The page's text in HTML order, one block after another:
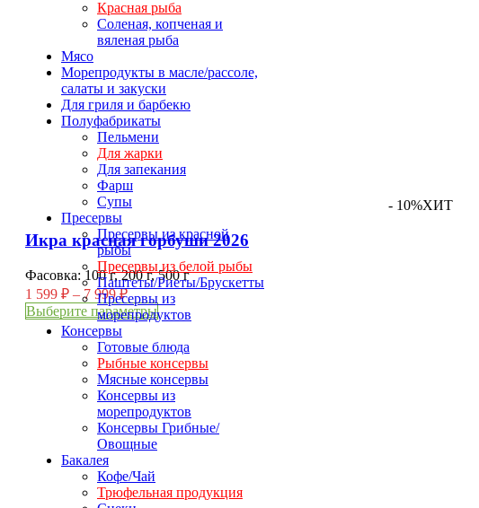
Красная рыба
Соленая, копченая и
вяленая рыба
Мясо
Морепродукты в масле/рассоле,
салаты и закуски
Для гриля и барбекю
Полуфабрикаты
Пельмени
Для жарки
Для запекания
Фарш
Супы
Пресервы
Пресервы из красной
рыбы
Пресервы из белой рыбы
Паштеты/Риеты/Брускетты
Пресервы из
морепродуктов
Консервы
Готовые блюда
Рыбные консервы
Мясные консервы
Консервы из
морепродуктов
Консервы Грибные/
Овощные
Бакалея
Кофе/Чай
Трюфельная продукция
- 10%ХИТ
Икра красная горбуши 2026
Фасовка: 100 г, 200 г, 500 г
1 599 ₽ –7 999₽
Выберите параметры